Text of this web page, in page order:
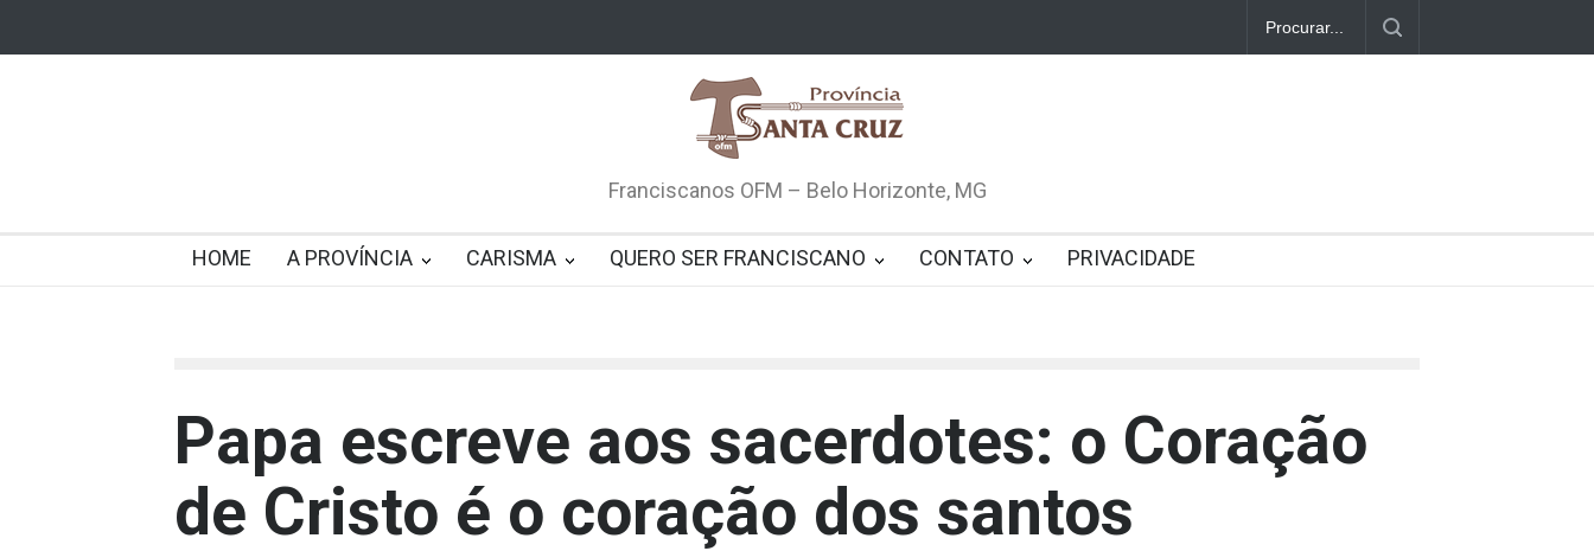
Franciscanos OFM – Belo Horizonte, MG
HOME A PROVÍNCIA CARISMA QUERO SER FRANCISCANO CONTATO PRIVACIDADE
Papa escreve aos sacerdotes: o Coração
de Cristo é o coração dos santos